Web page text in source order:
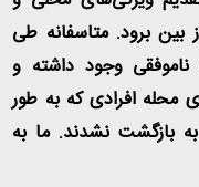
بین برود. متاسفانه طی
وجود داشته و
محله افرادی که به طور
بازگشت نشدند. ما به